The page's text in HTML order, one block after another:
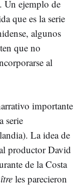
Un ejemplo de
que es la serie
algunos
que no
al
importante
serie
La idea de
productor David
de la Costa
les parecieron